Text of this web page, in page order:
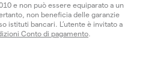
e non può essere equiparato a un
non beneficia delle garanzie
istituti bancari. L’utente è invitato a
Conto di pagamento